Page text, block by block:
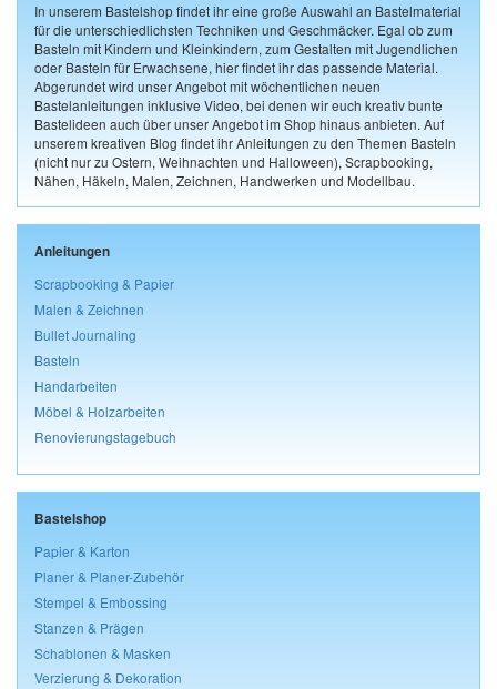
In unserem Bastelshop findet ihr eine große Auswahl an Bastelmaterial
für die unterschiedlichsten Techniken und Geschmäcker. Egal ob zum
Basteln mit Kindern und Kleinkindern, zum Gestalten mit Jugendlichen
oder Basteln für Erwachsene, hier findet ihr das passende Material.
Abgerundet wird unser Angebot mit wöchentlichen neuen
Bastelanleitungen inklusive Video, bei denen wir euch kreativ bunte
Bastelideen auch über unser Angebot im Shop hinaus anbieten. Auf
unserem kreativen Blog findet ihr Anleitungen zu den Themen Basteln
(nicht nur zu Ostern, Weihnachten und Halloween), Scrapbooking,
Nähen, Häkeln, Malen, Zeichnen, Handwerken und Modellbau.
Anleitungen
Scrapbooking & Papier
Malen & Zeichnen
Bullet Journaling
Basteln
Handarbeiten
Möbel & Holzarbeiten
Renovierungstagebuch
Bastelshop
Papier & Karton
Planer & Planer-Zubehör
Stempel & Embossing
Stanzen & Prägen
Schablonen & Masken
Verzierung & Dekoration